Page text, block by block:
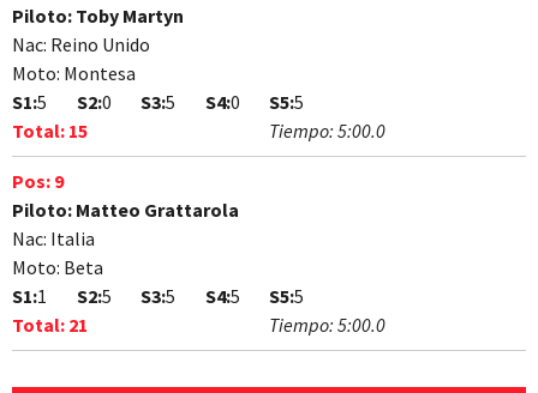
Piloto: Toby Martyn
Nac: Reino Unido
Moto: Montesa
S1:5 S2:0 S3:5 S4:0 S5:5
Total: 15 Tiempo: 5:00.0
Pos: 9
Piloto: Matteo Grattarola
Nac: Italia
Moto: Beta
S1:1 S2:5 S3:5 S4:5 S5:5
Total: 21 Tiempo: 5:00.0